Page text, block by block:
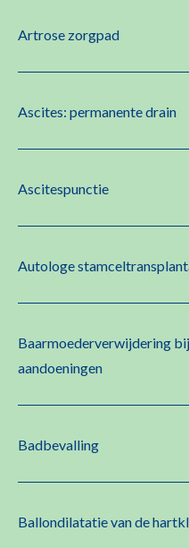
Artrose zorgpad
Ascites: permanente drain
Ascitespunctie
Autologe
Baarmoederverwijdering
aandoeningen
Badbevalling
Ballondilatatie van de